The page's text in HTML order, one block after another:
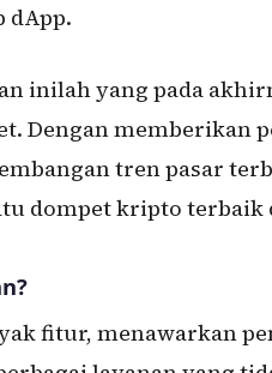
dApp.
inilah yang pada
Dengan memberikan
tren pasar
dompet kripto terbaik
fitur, menawarkan